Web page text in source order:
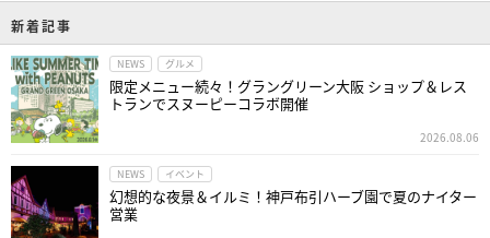
新着記事
NEWS グルメ
限定メニュー続々！グラングリーン大阪 ショップ＆レス
トランでスヌーピーコラボ開催
2026.08.06
NEWS イベント
幻想的な夜景＆イルミ！神戸布引ハーブ園で夏のナイター
営業